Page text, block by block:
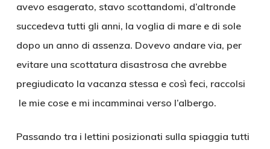
avevo esagerato, stavo scottandomi, d’altronde
succedeva tutti gli anni, la voglia di mare e di sole
dopo un anno di assenza. Dovevo andare via, per
evitare una scottatura disastrosa che avrebbe
pregiudicato la vacanza stessa e così feci, raccolsi
le mie cose e mi incamminai verso l’albergo.
Passando tra i lettini posizionati sulla spiaggia tutti